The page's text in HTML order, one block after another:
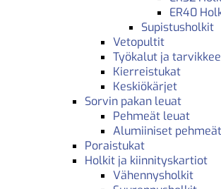
ER40
Supistusholkit
Vetopultit
Työkalut ja
Kierreistukat
Keskiökärjet
Sorvin pakan leuat
Pehmeät leuat
Alumiiniset
Poraistukat
Holkit ja kiinnityskartiot
Vähennysholkit